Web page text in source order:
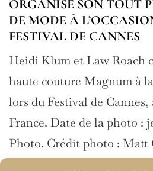
DÉFILÉ
le défilé de
Magnum
en
mai 2026. PA
PA Media
SON
THRILLER
SPIELBERG
Deux
n’est jamais
Steven
nouveau
Universal
devient